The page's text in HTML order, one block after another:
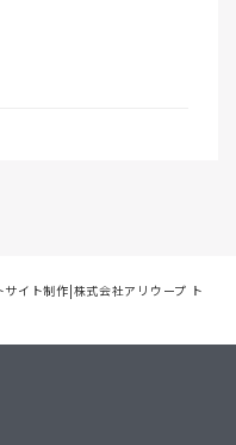
イト制作|株式会社アリウープ ト